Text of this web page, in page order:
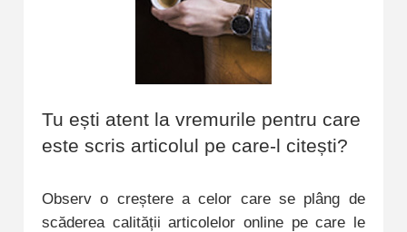
Tu ești atent la vremurile pentru care
este scris articolul pe care-l citești?
Observ o creștere a celor care se plâng de
scăderea calității articolelor online pe care le